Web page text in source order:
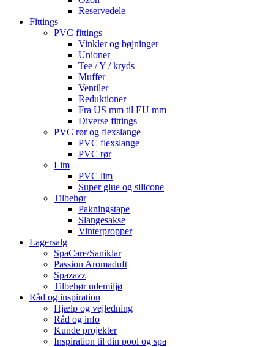
Reservedele
Fittings
PVC fittings
Vinkler og bøjninger
Unioner
Tee / Y / kryds
Muffer
Ventiler
Reduktioner
Fra US mm til EU mm
Diverse fittings
PVC rør og flexslange
PVC flexslange
PVC rør
Lim
PVC lim
Super glue og silicone
Tilbehør
Pakningstape
Slangesakse
Vinterpropper
Lagersalg
SpaCare/Saniklar
Passion Aromaduft
Spazazz
Tilbehør udemiljø
Råd og inspiration
Hjælp og vejledning
Råd og info
Kunde projekter
Inspiration til din pool og spa